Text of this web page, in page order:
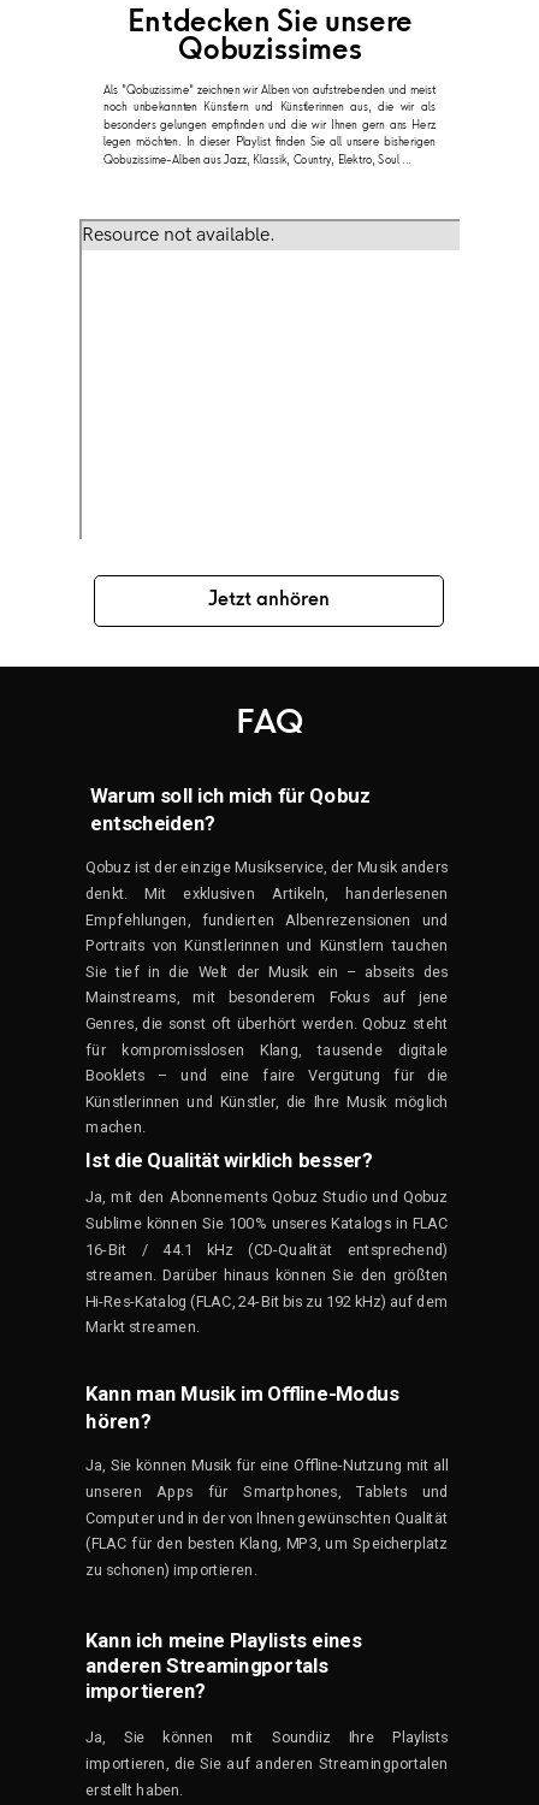
Warum soll ich mich für Qobuz
entscheiden?
Qobuz ist der einzige Musikservice, der Musik anders
denkt. Mit exklusiven Artikeln, handerlesenen
Empfehlungen, fundierten Albenrezensionen und
Portraits von Künstlerinnen und Künstlern tauchen
Sie tief in die Welt der Musik ein – abseits des
Mainstreams, mit besonderem Fokus auf jene
Genres, die sonst oft überhört werden. Qobuz steht
für kompromisslosen Klang, tausende digitale
Booklets – und eine faire Vergütung für die
Künstlerinnen und Künstler, die Ihre Musik möglich
machen.
Ist die Qualität wirklich besser?
Ja, mit den Abonnements Qobuz Studio und Qobuz
Sublime können Sie 100% unseres Katalogs in FLAC
16-Bit / 44.1 kHz (CD-Qualität entsprechend)
streamen. Darüber hinaus können Sie den größten
Hi-Res-Katalog (FLAC, 24-Bit bis zu 192 kHz) auf dem
Markt streamen.
Ja, Sie können Musik für eine Offline-Nutzung mit all
unseren Apps für Smartphones, Tablets und
Computer und in der von Ihnen gewünschten Qualität
(FLAC für den besten Klang, MP3, um Speicherplatz
zu schonen) importieren.
Kann ich meine Playlists eines
anderen Streamingportals
importieren?
Ja, Sie können mit Soundiiz Ihre Playlists
importieren, die Sie auf anderen Streamingportalen
erstellt haben.
Kann man Musik im Offline-Modus
hören?
FAQ
Entdecken Sie unsere
Qobuzissimes
Als "Qobuzissime" zeichnen wir Alben von aufstrebenden und meist
noch unbekannten Künstlern und Künstlerinnen aus, die wir als
besonders gelungen empfinden und die wir Ihnen gern ans Herz
legen möchten. In dieser Playlist finden Sie all unsere bisherigen
Qobuzissime-Alben aus Jazz, Klassik, Country, Elektro, Soul ...
Jetzt anhören